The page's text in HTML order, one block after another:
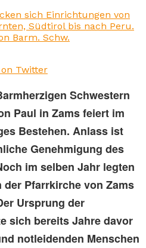
sich Einrichtungen von
Südtirol bis nach Peru.
Barm. Schw.
Twitter
Schwestern
Paul in Zams feiert im
Bestehen. Anlass ist
Genehmigung des
im selben Jahr legten
Pfarrkirche von Zams
Ursprung der
sich bereits Jahre davor
notleidenden Menschen